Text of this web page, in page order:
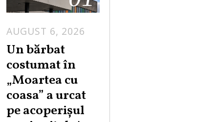
AUGUST 6, 2026
Un bărbat
costumat în
„Moartea cu
coasa” a urcat
pe acoperișul